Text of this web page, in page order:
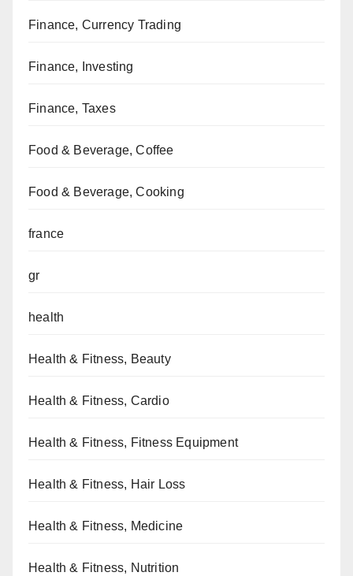
Finance, Currency Trading
Finance, Investing
Finance, Taxes
Food & Beverage, Coffee
Food & Beverage, Cooking
france
gr
health
Health & Fitness, Beauty
Health & Fitness, Cardio
Health & Fitness, Fitness Equipment
Health & Fitness, Hair Loss
Health & Fitness, Medicine
Health & Fitness, Nutrition